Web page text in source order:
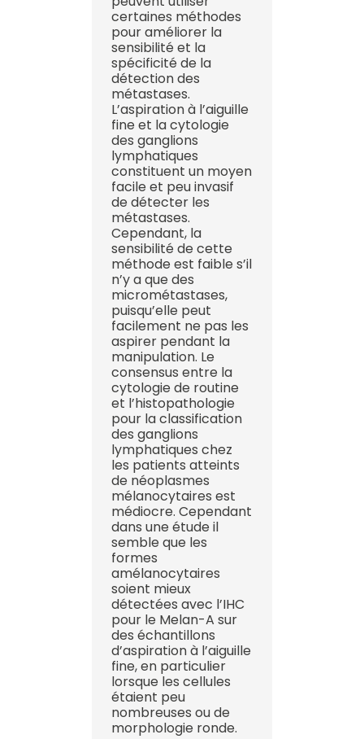
certaines méthodes
pour améliorer la
sensibilité et la
spécificité de la
détection des
métastases.
L’aspiration à l’aiguille
fine et la cytologie
des ganglions
lymphatiques
constituent un moyen
facile et peu invasif
de détecter les
métastases.
Cependant, la
sensibilité de cette
méthode est faible s’il
n’y a que des
micrométastases,
puisqu’elle peut
facilement ne pas les
aspirer pendant la
manipulation. Le
consensus entre la
cytologie de routine
et l’histopathologie
pour la classification
des ganglions
lymphatiques chez
les patients atteints
de néoplasmes
mélanocytaires est
médiocre. Cependant
dans une étude il
semble que les
formes
amélanocytaires
soient mieux
détectées avec l’IHC
pour le Melan-A sur
des échantillons
d’aspiration à l’aiguille
fine, en particulier
lorsque les cellules
étaient peu
nombreuses ou de
morphologie ronde.